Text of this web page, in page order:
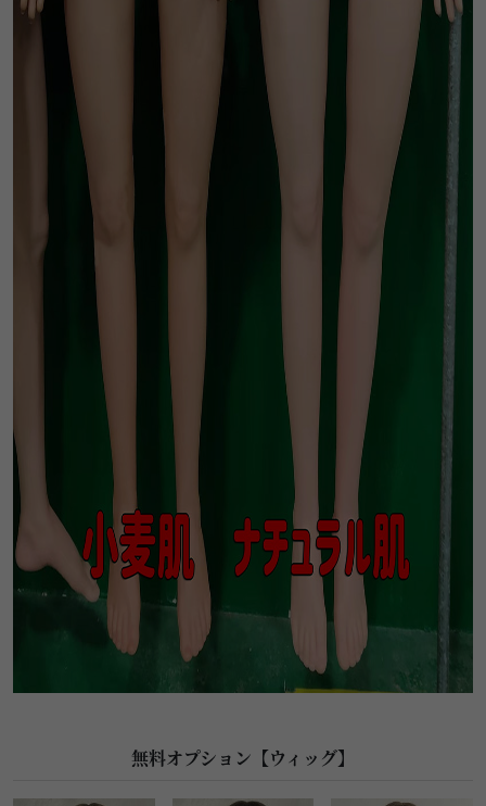
無料オプション【ウィッグ】